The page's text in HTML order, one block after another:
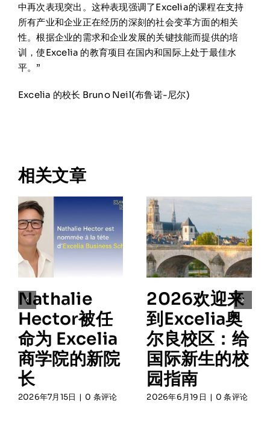
中再次表现突出。这种表现强调了Excelia的课程在支持
所有产业和企业正在经历的深刻的社会变革方面的相关
性。根据企业的需求和企业发展的关键技能而提供的培
训，使Excelia 的教育项目在国内和国际上处于最佳水
平。”
Excelia 的校长 Bruno Neil(布鲁诺-尼尔)
相关文章
Nathalie
Hector被任
命为 Excelia
商学院的新院
长
2026年7月15日 | 0 条评论
2026欢迎来
到Excelia奥
尔良校区：给
国际新生的校
园指南
2026年6月19日 | 0 条评论